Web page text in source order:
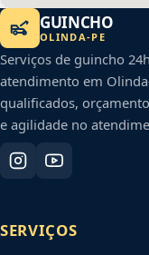
GUINCHO
OLINDA-PE
Serviços de guincho
atendimento em Olinda
qualificados,
e agilidade no
SERVIÇOS